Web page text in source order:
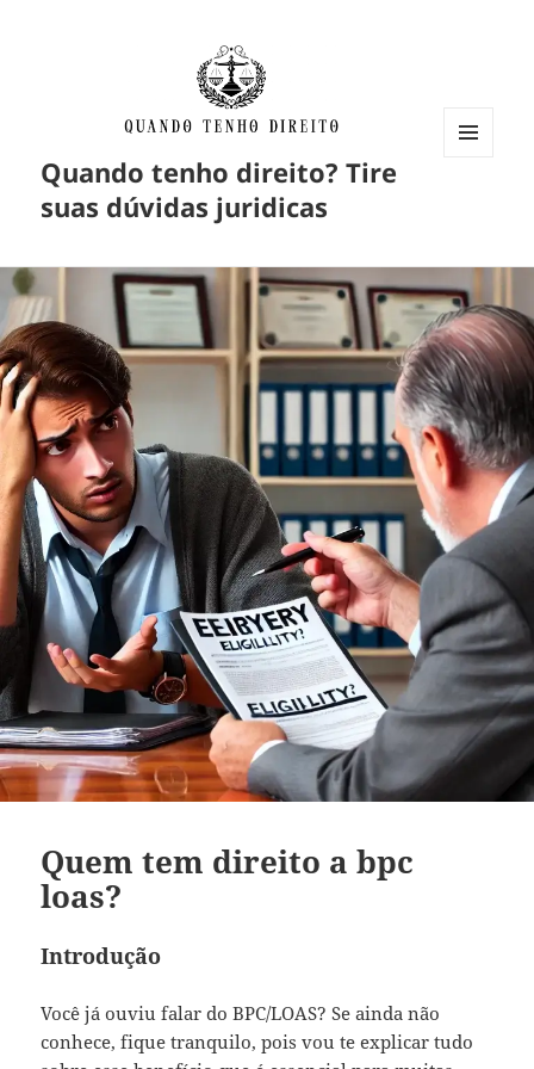
Quando tenho direito? Tire
suas dúvidas juridicas
Quem tem direito a bpc
loas?
Introdução
Você já ouviu falar do BPC/LOAS? Se ainda não
conhece, fique tranquilo, pois vou te explicar tudo